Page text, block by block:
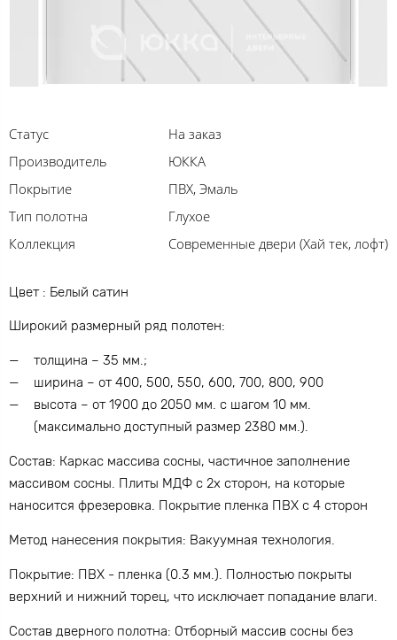
Статус
На заказ
Производитель
ЮККА
Покрытие
ПВХ, Эмаль
Тип полотна
Глухое
Коллекция
Современные двери (Хай тек, лофт)
Цвет : Белый сатин
Широкий размерный ряд полотен:
толщина – 35 мм.;
ширина – от 400, 500, 550, 600, 700, 800, 900
высота – от 1900 до 2050 мм. с шагом 10 мм.
(максимально доступный размер 2380 мм.).
Состав: Каркас массива сосны, частичное заполнение
массивом сосны. Плиты МДФ с 2х сторон, на которые
наносится фрезеровка. Покрытие пленка ПВХ с 4 сторон
Метод нанесения покрытия: Вакуумная технология.
Покрытие: ПВХ - пленка (0.3 мм.). Полностью покрыты
верхний и нижний торец, что исключает попадание влаги.
Состав дверного полотна: Отборный массив сосны без